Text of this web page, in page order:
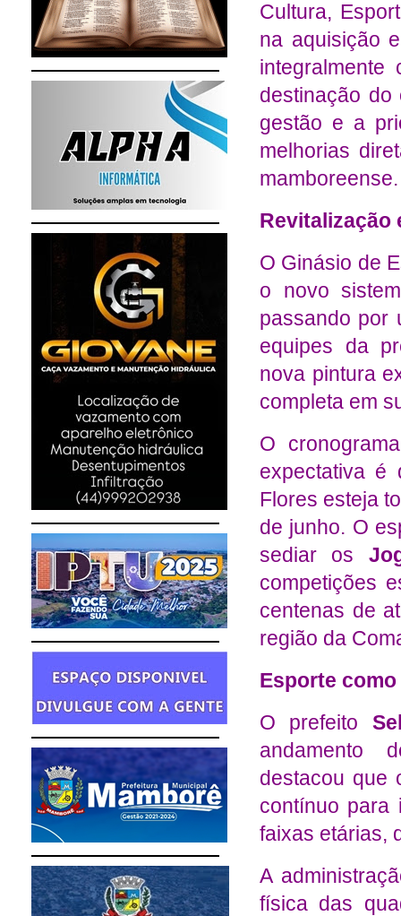
Cultura,
na aquisição
destinação do
gestão e a
melhorias
mamboreense.
Revitalização
O Ginásio de
o novo
passando por
equipes da
nova pintura
completa em
O
expectativa é
Flores esteja
de junho. O
sediar os
competições
centenas de
região da
Esporte
O prefeito
andamento
destacou que
contínuo para
faixas etárias,
A
física das